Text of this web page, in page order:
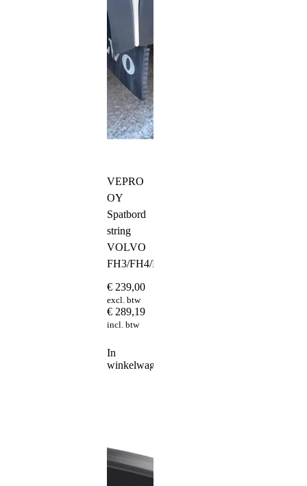
VEPRO
OY
Spatbord
string
VOLVO
FH3/FH4/FH5
€ 239,00
excl. btw
€ 289,19
incl. btw
In
winkelwagen